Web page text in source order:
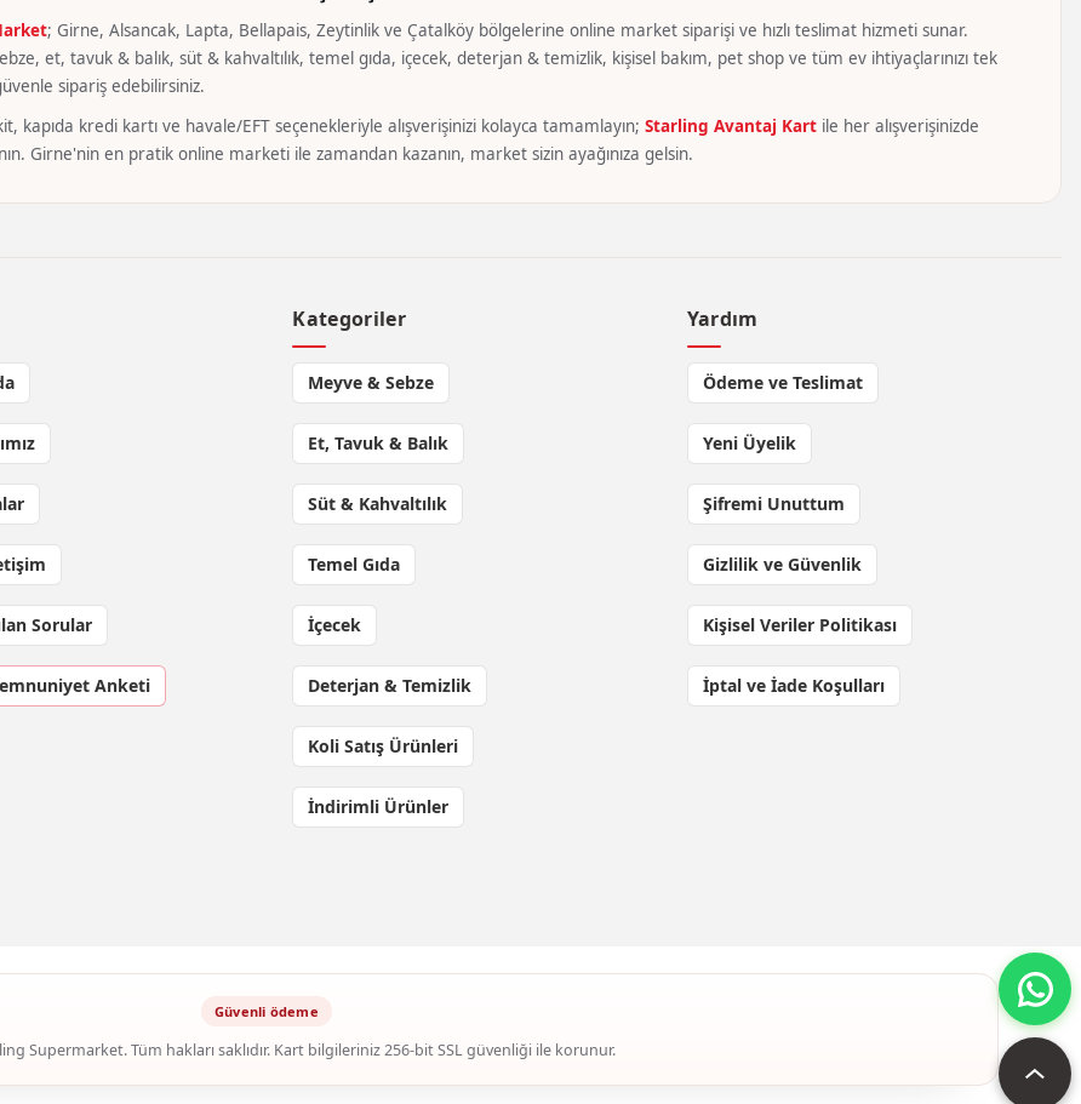
; Girne, Alsancak, Lapta, Bellapais, Zeytinlik ve Çatalköy bölgelerine online market siparişi ve hızlı teslimat hizmeti sunar.
et, tavuk & balık, süt & kahvaltılık, temel gıda, içecek, deterjan & temizlik, kişisel bakım, pet shop ve tüm ev ihtiyaçlarınızı tek
sipariş edebilirsiniz.
kapıda kredi kartı ve havale/EFT seçenekleriyle alışverişinizi kolayca tamamlayın; Starling Avantaj Kart ile her alışverişinizde
Girne'nin en pratik online marketi ile zamandan kazanın, market sizin ayağınıza gelsin.
Sorular
Anketi
Kategoriler
Meyve & Sebze
Et, Tavuk & Balık
Süt & Kahvaltılık
Temel Gıda
İçecek
Deterjan & Temizlik
Koli Satış Ürünleri
İndirimli Ürünler
Yardım
Ödeme ve Teslimat
Yeni Üyelik
Şifremi Unuttum
Gizlilik ve Güvenlik
Kişisel Veriler Politikası
İptal ve İade Koşulları
Supermarket. Tüm hakları saklıdır. Kart bilgileriniz 256-bit SSL güvenliği ile korunur.